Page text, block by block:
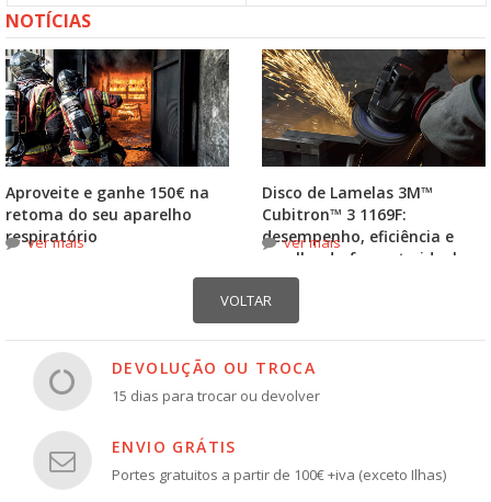
NOTÍCIAS
Aproveite e ganhe 150€ na
retoma do seu aparelho
respiratório
ver mais
Disco de Lamelas 3M™
Cubitron™ 3 1169F:
desempenho, eficiência e
escolha do formato ideal
ver mais
DEVOLUÇÃO OU TROCA
15 dias para trocar ou devolver
ENVIO GRÁTIS
Portes gratuitos a partir de 100€ +iva (exceto Ilhas)